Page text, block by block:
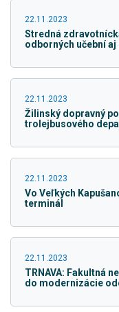
22.11.2023
Stredná
odborných učební
22.11.2023
Žilinský dopravný
trolejbusového
22.11.2023
Vo Veľkých
terminál
22.11.2023
TRNAVA: Fakultná
do modernizácie